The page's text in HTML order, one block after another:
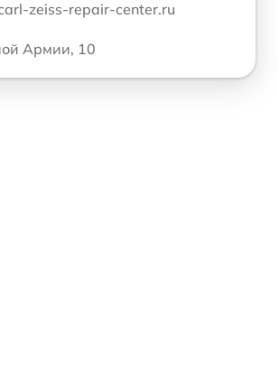
zeiss-repair-center.ru
Армии, 10